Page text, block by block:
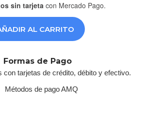
sin tarjetacon Mercado Pago.
AL CARRITO
Formas de Pago
con tarjetas de crédito, débito y efectivo.